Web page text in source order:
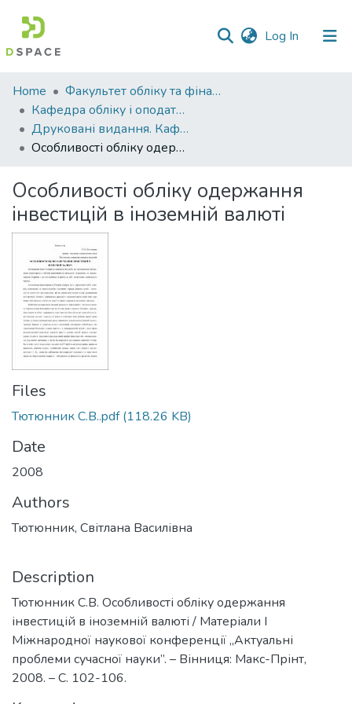
Log In (current)
Communities
&
Collections
Statistics
Home
Факультет обліку та фінансів
Кафедра обліку і оподаткування
Друковані видання. Кафедра обліку і оподаткування
Особливості обліку одержання інвестицій в іноземній валюті
Особливості обліку одержання
інвестицій в іноземній валюті
Files
Тютюнник С.В..pdf(118.26 KB)
Date
2008
Authors
Тютюнник, Світлана Василівна
Description
Тютюнник С.В. Особливості обліку одержання
інвестицій в іноземній валюті / Матеріали І
Міжнародної наукової конференції „Актуальні
проблеми сучасної науки”. – Вінниця: Макс-Прінт,
2008. – С. 102-106.